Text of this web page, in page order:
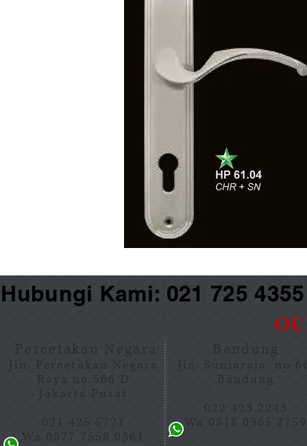
Kami: 021 725
Percetakan Negara
Jln. Percetakan Negara
Raya no 566 D
Jakarta Pusat
021 425 5721
Wa 0877 7558 0361
Bandung
Jln. Suniaraja no
Bandung
022 423 2243
Wa 0818 0965 2759